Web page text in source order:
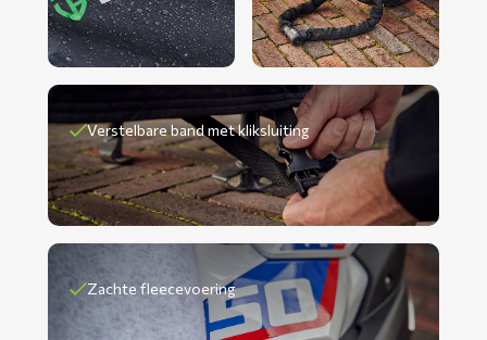
Verstelbare band met kliksluiting
Zachte fleecevoering